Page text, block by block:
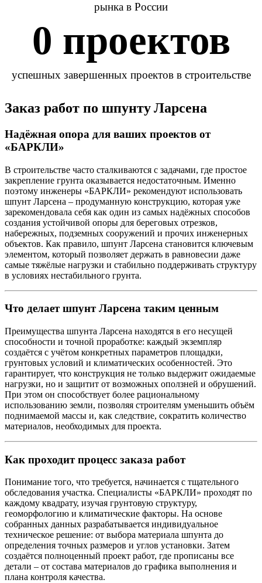
рынка в России
0 проектов
успешных завершенных проектов в строительстве
Заказ работ по шпунту Ларсена
Надёжная опора для ваших проектов от
«БАРКЛИ»
В строительстве часто сталкиваются с задачами, где простое
закрепление грунта оказывается недостаточным. Именно
поэтому инженеры «БАРКЛИ» рекомендуют использовать
шпунт Ларсена – продуманную конструкцию, которая уже
зарекомендовала себя как один из самых надёжных способов
создания устойчивой опоры для береговых отрезков,
набережных, подземных сооружений и прочих инженерных
объектов. Как правило, шпунт Ларсена становится ключевым
элементом, который позволяет держать в равновесии даже
самые тяжёлые нагрузки и стабильно поддерживать структуру
в условиях нестабильного грунта.
Что делает шпунт Ларсена таким ценным
Преимущества шпунта Ларсена находятся в его несущей
способности и точной проработке: каждый экземпляр
создаётся с учётом конкретных параметров площадки,
грунтовых условий и климатических особенностей. Это
гарантирует, что конструкция не только выдержит ожидаемые
нагрузки, но и защитит от возможных оползней и обрушений.
При этом он способствует более рациональному
использованию земли, позволяя строителям уменьшить объём
поднимаемой массы и, как следствие, сократить количество
материалов, необходимых для проекта.
Как проходит процесс заказа работ
Понимание того, что требуется, начинается с тщательного
обследования участка. Специалисты «БАРКЛИ» проходят по
каждому квадрату, изучая грунтовую структуру,
геоморфологию и климатические факторы. На основе
собранных данных разрабатывается индивидуальное
техническое решение: от выбора материала шпунта до
определения точных размеров и углов установки. Затем
создаётся полноценный проект работ, где прописаны все
детали – от состава материалов до графика выполнения и
плана контроля качества.